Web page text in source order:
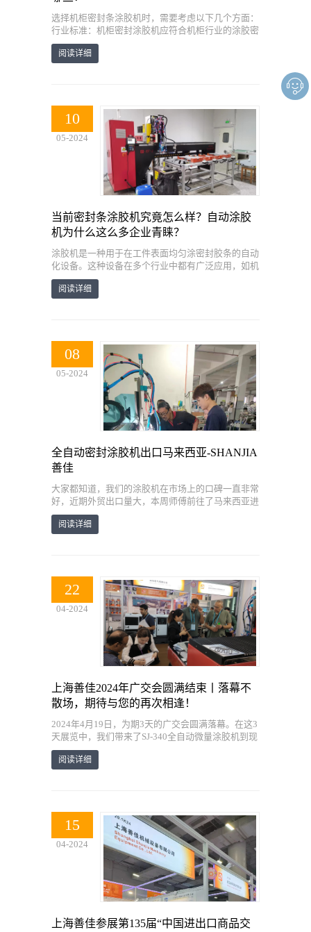
选择机柜密封条涂胶机时，需要考虑以下几个方面：
行业标准：机柜密封涂胶机应符合机柜行业的涂胶密
封标准，特别是防水、防尘、防火和防虫效果。应选
择防护等级为IP64以上的密封胶条，以确保机柜在户
程、较大平移速度、较大加速度和重复定位精度等。
这些参数将影响涂胶机的涂胶精度和效率。
设备特点：机柜密封涂胶机应具备自动点胶、图形可
调、用户可使用手操器控制等特点。图形可调范围应
满足机柜密封条涂胶的需求，用户可根据实际需求定
阅读详细
10
05-2024
当前密封条涂胶机究竟怎么样？自动涂胶
机为什么这么多企业青睐？
涂胶机是一种用于在工件表面均匀涂密封胶条的自动
化设备。这种设备在多个行业中都有广泛应用，如机
箱机柜、汽车、电子、净化、空滤等。对于涂胶机的
看法，可以从以下几个方面来
阅读详细
08
05-2024
全自动密封涂胶机出口马来西亚-SHANJIA
善佳
大家都知道，我们的涂胶机在市场上的口碑一直非常
好，近期外贸出口量大，本周师傅前往了马来西亚进
行现场安装培训。
阅读详细
22
04-2024
上海善佳2024年广交会圆满结束丨落幕不
散场，期待与您的再次相逢！
2024年4月19日，为期3天的广交会圆满落幕。在这3
天展览中，我们带来了SJ-340全自动微量涂胶机到现
场，给各位客户展示涂胶系统与技术，吸引了来自全
国各地的参观者和业界人士，并成功
阅读详细
15
04-2024
上海善佳参展第135届“中国进出口商品交